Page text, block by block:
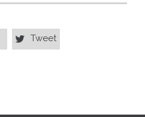
 Tweet